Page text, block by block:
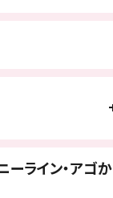
ーライン・アゴ